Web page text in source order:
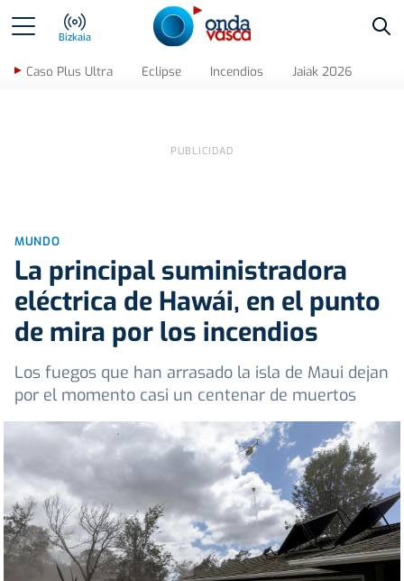
Bizkaia
Caso Plus Ultra Eclipse Incendios Jaiak 2026
MUNDO
La principal suministradora
eléctrica de Hawái, en el punto
de mira por los incendios
Los fuegos que han arrasado la isla de Maui dejan
por el momento casi un centenar de muertos